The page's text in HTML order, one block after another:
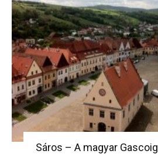
Sáros – A magyar